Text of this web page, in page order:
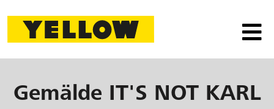
Gemälde IT'S NOT KARL